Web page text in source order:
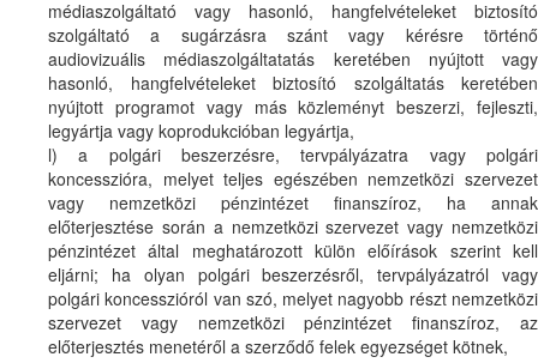
médiaszolgáltató vagy hasonló, hangfelvételeket biztosító
szolgáltató a sugárzásra szánt vagy kérésre történő
audiovizuális médiaszolgáltatatás keretében nyújtott vagy
hasonló, hangfelvételeket biztosító szolgáltatás keretében
nyújtott programot vagy más közleményt beszerzi, fejleszti,
legyártja vagy koprodukcióban legyártja,
l) a polgári beszerzésre, tervpályázatra vagy polgári
koncesszióra, melyet teljes egészében nemzetközi szervezet
vagy nemzetközi pénzintézet finanszíroz, ha annak
előterjesztése során a nemzetközi szervezet vagy nemzetközi
pénzintézet által meghatározott külön előírások szerint kell
eljárni; ha olyan polgári beszerzésről, tervpályázatról vagy
polgári koncesszióról van szó, melyet nagyobb részt nemzetközi
szervezet vagy nemzetközi pénzintézet finanszíroz, az
előterjesztés menetéről a szerződő felek egyezséget kötnek,